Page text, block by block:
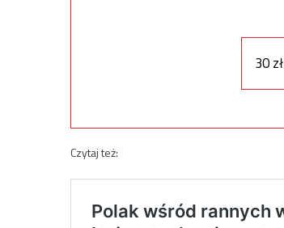
30 zł
Czytaj też: